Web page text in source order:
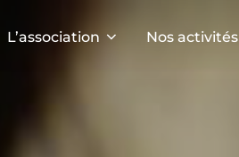
L’association Nos activités